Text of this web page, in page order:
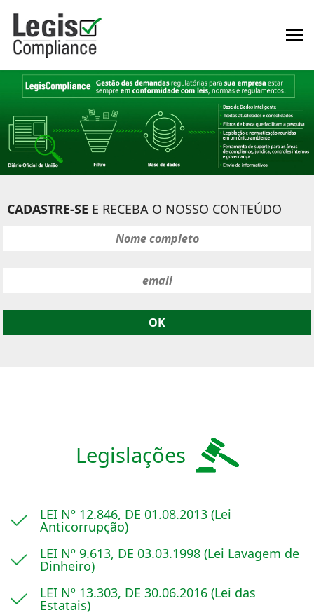
CADASTRE-SE E RECEBA O NOSSO CONTEÚDO
Legislações
LEI Nº 12.846, DE 01.08.2013 (Lei
Anticorrupção)
LEI Nº 9.613, DE 03.03.1998 (Lei Lavagem de
Dinheiro)
LEI Nº 13.303, DE 30.06.2016 (Lei das
Estatais)